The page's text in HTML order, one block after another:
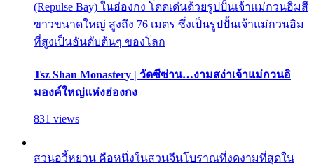
(Repulse Bay) ในฮ่องกง โดดเด่นด้วยรูปปั้นเจ้าแม่กวนอิมสี
ขาวขนาดใหญ่ สูงถึง 76 เมตร ซึ่งเป็นรูปปั้นเจ้าแม่กวนอิม
ที่สูงเป็นอันดับต้นๆ ของโลก
Tsz Shan Monastery | วัดซีซ่าน…งามสง่าเจ้าแม่กวนอิ
มองค์ใหญ่แห่งฮ่องกง
831 views
สวนอวี้หยวน คือหนึ่งในสวนจีนโบราณที่งดงามที่สุดใน